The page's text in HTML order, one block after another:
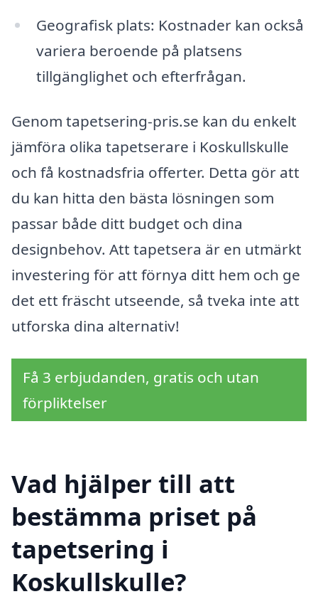
Geografisk plats: Kostnader kan också
variera beroende på platsens
tillgänglighet och efterfrågan.
Genom tapetsering-pris.se kan du enkelt
jämföra olika tapetserare i Koskullskulle
och få kostnadsfria offerter. Detta gör att
du kan hitta den bästa lösningen som
passar både ditt budget och dina
designbehov. Att tapetsera är en utmärkt
investering för att förnya ditt hem och ge
det ett fräscht utseende, så tveka inte att
utforska dina alternativ!
Få 3 erbjudanden, gratis och utan
förpliktelser
Vad hjälper till att
bestämma priset på
tapetsering i
Koskullskulle?